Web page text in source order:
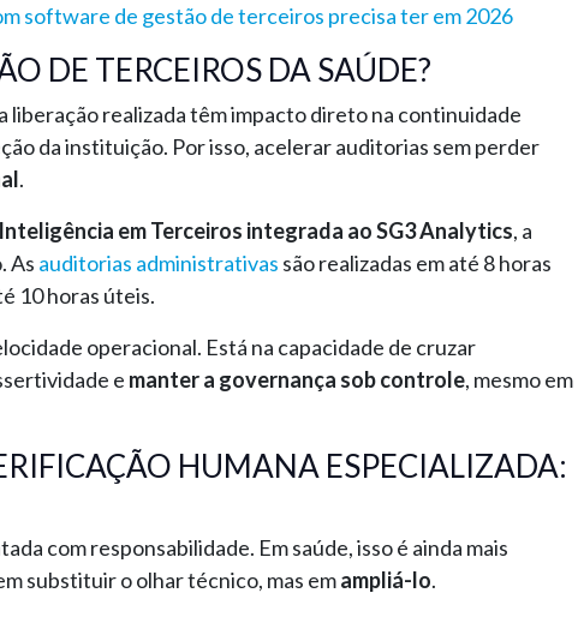
software de gestão de terceiros precisa ter em 2026
DE TERCEIROS DA SAÚDE?
liberação realizada têm impacto direto na continuidade
da instituição. Por isso, acelerar auditorias sem perder
.
em Terceiros integrada ao SG3 Analytics, a
As auditorias administrativas são realizadas em até 8 horas
10 horas úteis.
operacional. Está na capacidade de cruzar
e manter a governança sob controle, mesmo em
HUMANA ESPECIALIZADA:
com responsabilidade. Em saúde, isso é ainda mais
substituir o olhar técnico, mas emampliá-lo.